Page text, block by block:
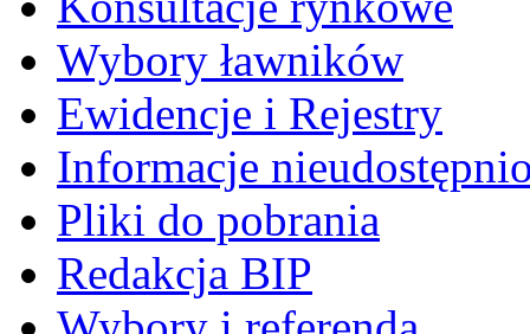
Wybory ławników
Ewidencje i Rejestry
Informacje
Pliki do pobrania
Redakcja BIP